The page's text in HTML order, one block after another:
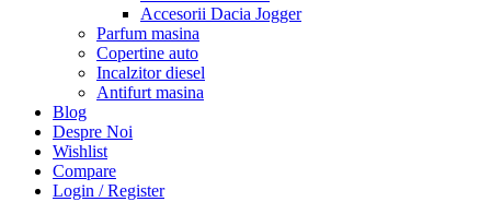
Accesorii Dacia Jogger
Parfum masina
Copertine auto
Incalzitor diesel
Antifurt masina
Blog
Despre Noi
Wishlist
Compare
Login / Register